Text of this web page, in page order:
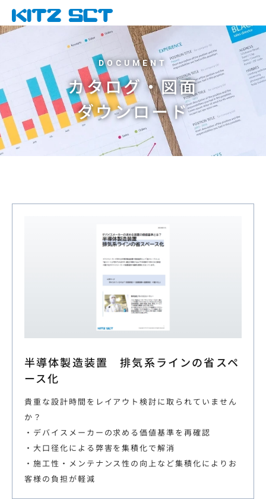
カタログ・図面
ダウンロード
半導体製造装置 排気系ラインの省スペ
ース化
貴重な設計時間をレイアウト検討に取られていません
か？
・デバイスメーカーの求める価値基準を再確認
・大口径化による弊害を集積化で解消
・施工性・メンテナンス性の向上など集積化によりお
客様の負担が軽減